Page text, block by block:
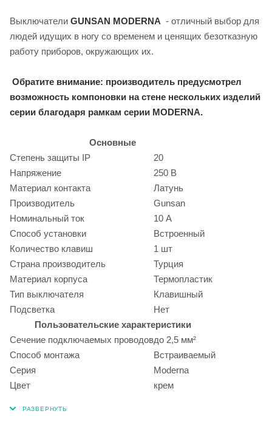
Выключатели GUNSAN MODERNA - отличный выбор для
людей идущих в ногу со временем и ценящих безотказную
работу приборов, окружающих их.
Обратите внимание: производитель предусмотрел
возможность компоновки на стене нескольких изделий
серии благодаря рамкам серии MODERNA.
Основные
Степень защиты IP
20
Напряжение
250 В
Материал контакта
Латунь
Производитель
Gunsan
Номинальный ток
10 А
Способ установки
Встроенный
Количество клавиш
1 шт
Страна производитель
Турция
Материал корпуса
Термопластик
Тип выключателя
Клавишный
Подсветка
Нет
Пользовательские характеристики
Сечение подключаемых проводовдо 2,5 мм²
Способ монтажа
Встраиваемый
Серия
Moderna
Цвет
крем